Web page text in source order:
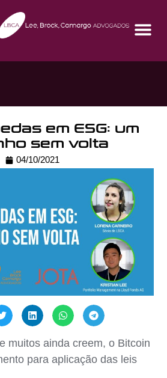
em ESG: um
sem volta
04/10/2021
muitos ainda creem, o Bitcoin
para aplicação das leis